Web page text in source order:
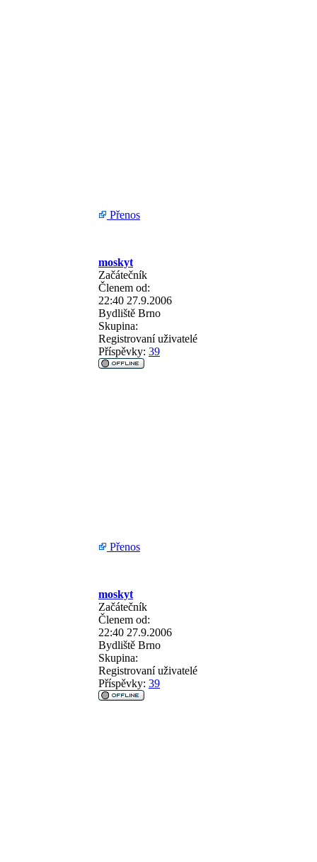
Přenos
moskyt
Začátečník
Členem od:
22:40 27.9.2006
Bydliště Brno
Skupina:
Registrovaní uživatelé
Příspěvky: 39
Přenos
moskyt
Začátečník
Členem od:
22:40 27.9.2006
Bydliště Brno
Skupina:
Registrovaní uživatelé
Příspěvky: 39